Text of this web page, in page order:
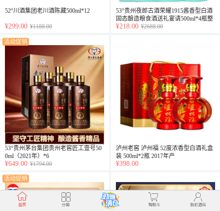
52°川酒集团老川酒陈藏500ml*12
¥299.00 ¥1188.00
53°贵州夜郎古酒荣耀1915酱香型白酒
固态酿造粮食酒送礼宴请500ml*4瓶整
箱装
¥218.00 ¥2688.00
活动促销
53°贵州茅台集团贵州老窖匠工壹号50
0ml（2021年）*6
¥649.00 ¥1794.00
泸州老窖 泸州福 52度浓香型白酒礼盒
装 500ml*2瓶 2017年产
¥398.00
活动促销